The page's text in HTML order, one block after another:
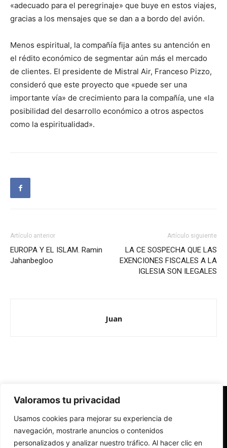
Valoramos tu privacidad
Usamos cookies para mejorar su experiencia de
navegación, mostrarle anuncios o contenidos
personalizados y analizar nuestro tráfico. Al hacer clic en
«adecuado para el peregrinaje» que buye en estos viajes,
gracias a los mensajes que se dan a a bordo del avión.
Menos espiritual, la compañía fija antes su antención en
el rédito económico de segmentar aún más el mercado
de clientes. El presidente de Mistral Air, Franceso Pizzo,
consideró que este proyecto que «puede ser una
importante vía» de crecimiento para la compañía, une «la
posibilidad del desarrollo económico a otros aspectos
como la espiritualidad».
Artículo anterior
EUROPA Y EL ISLAM. Ramin
Jahanbegloo
Artículo siguiente
LA CE SOSPECHA QUE LAS
EXENCIONES FISCALES A LA
IGLESIA SON ILEGALES
Juan
Redes Cristianas
Una mirada alternativa sobre la Iglesia católica y la sociedad
- Colectivos de Redes Cristianas